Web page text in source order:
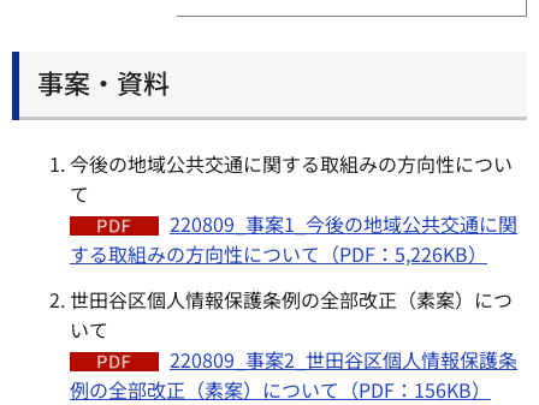
事案・資料
今後の地域公共交通に関する取組みの方向性につい
て
220809_事案1_今後の地域公共交通に関
する取組みの方向性について（PDF：5,226KB）
世田谷区個人情報保護条例の全部改正（素案）につ
いて
220809_事案2_世田谷区個人情報保護条
例の全部改正（素案）について（PDF：156KB）